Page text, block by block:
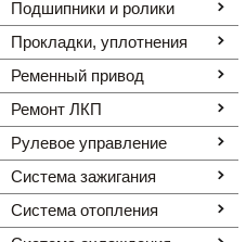
Подшипники и ролики
Прокладки, уплотнения
Ременный привод
Ремонт ЛКП
Рулевое управление
Система зажигания
Система отопления